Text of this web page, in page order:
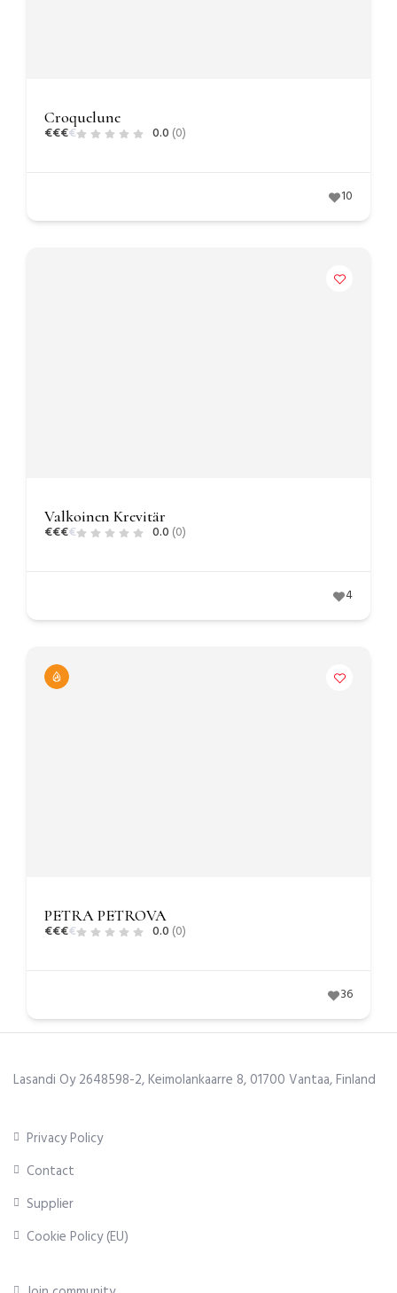
Croquelune
€€€€ 0.0 (0)
10
Valkoinen Krevitär
€€€€ 0.0 (0)
4
PETRA PETROVA
€€€€ 0.0 (0)
36
Lasandi Oy 2648598-2, Keimolankaarre 8, 01700 Vantaa, Finland
Privacy Policy
Contact
Supplier
Cookie Policy (EU)